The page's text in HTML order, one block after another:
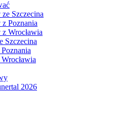
Szczecina
Poznania
Wrocławia
Szczecina
2026